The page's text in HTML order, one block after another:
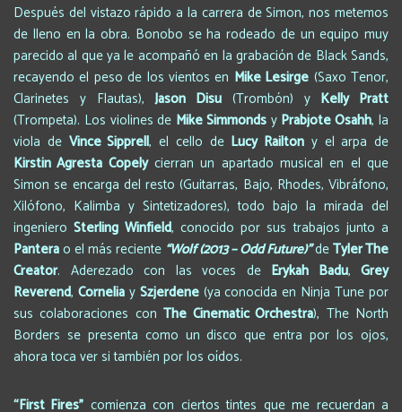
Después del vistazo rápido a la carrera de Simon, nos metemos
de lleno en la obra. Bonobo se ha rodeado de un equipo muy
parecido al que ya le acompañó en la grabación de Black Sands,
recayendo el peso de los vientos en Mike Lesirge (Saxo Tenor,
Clarinetes y Flautas),Jason Disu (Trombón) y Kelly Pratt
(Trompeta). Los violines de Mike Simmondsy Prabjote Osahh, la
viola de Vince Sipprell, el cello de Lucy Railton y el arpa de
Kirstin Agresta Copelycierran un apartado musical en el que
Simon se encarga del resto (Guitarras, Bajo, Rhodes, Vibráfono,
Xilófono, Kalimba y Sintetizadores), todo bajo la mirada del
ingenieroSterling Winfield, conocido por sus trabajos junto a
Panterao el más reciente “Wolf (2013 – Odd Future)”deTyler The
Creator. Aderezado con las voces de Erykah Badu, Grey
Reverend, Corneliay Szjerdene(ya conocida en Ninja Tune por
sus colaboraciones conThe Cinematic Orchestra), The North
Borders se presenta como un disco que entra por los ojos,
ahora toca ver si también por los oídos.
“First Fires” comienza con ciertos tintes que me recuerdan a